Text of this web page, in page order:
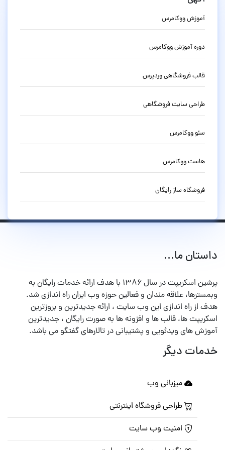
آموزش ووکامرس
دوره آموزش ووکامرس
قالب فروشگاهی وردپرس
طراحی سایت فروشگاهی
سئو ووکامرس
هاست ووکامرس
فروشگاه ساز رایگان
داستان ما...
پرشین اسکریپت در سال ۱۳۸۶ با هدف ارائه خدمات رایگان به
وبمسترها، علاقه مندان و فعالین حوزه وب ایران راه اندازی شد.
هدف از راه اندازی این وب سایت ، ارائه جدیدترین و بروزترین
اسکریپت ها، قالب ها و افزونه ها به صورت رایگان ، جدیدترین
آموزش های ویدئویی و پشتیبانی در تالارهای گفتگو می باشد.
خدمات دیگر
میزبانی وب
طراحی فروشگاه اینترنتی
امنیت وب سایت